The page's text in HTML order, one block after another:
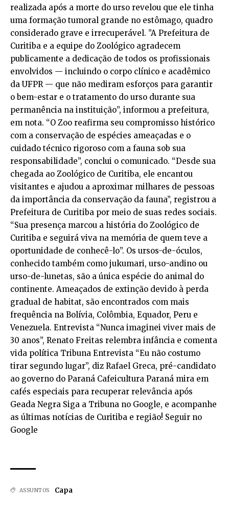
realizada após a morte do urso revelou que ele tinha
uma formação tumoral grande no estômago, quadro
considerado grave e irrecuperável. ”A Prefeitura de
Curitiba e a equipe do Zoológico agradecem
publicamente a dedicação de todos os profissionais
envolvidos — incluindo o corpo clínico e acadêmico
da UFPR — que não mediram esforços para garantir
o bem-estar e o tratamento do urso durante sua
permanência na instituição”, informou a prefeitura,
em nota. “O Zoo reafirma seu compromisso histórico
com a conservação de espécies ameaçadas e o
cuidado técnico rigoroso com a fauna sob sua
responsabilidade”, conclui o comunicado. “Desde sua
chegada ao Zoológico de Curitiba, ele encantou
visitantes e ajudou a aproximar milhares de pessoas
da importância da conservação da fauna”, registrou a
Prefeitura de Curitiba por meio de suas redes sociais.
“Sua presença marcou a história do Zoológico de
Curitiba e seguirá viva na memória de quem teve a
oportunidade de conhecê-lo”. Os ursos-de-óculos,
conhecido também como jukumari, urso-andino ou
urso-de-lunetas, são a única espécie do animal do
continente. Ameaçados de extinção devido à perda
gradual de habitat, são encontrados com mais
frequência na Bolívia, Colômbia, Equador, Peru e
Venezuela. Entrevista “Nunca imaginei viver mais de
30 anos”, Renato Freitas relembra infância e comenta
vida política Tribuna Entrevista “Eu não costumo
tirar segundo lugar”, diz Rafael Greca, pré-candidato
ao governo do Paraná Cafeicultura Paraná mira em
cafés especiais para recuperar relevância após
Geada Negra Siga a Tribuna no Google, e acompanhe
as últimas notícias de Curitiba e região! Seguir no
Google
ASSUNTOS Capa